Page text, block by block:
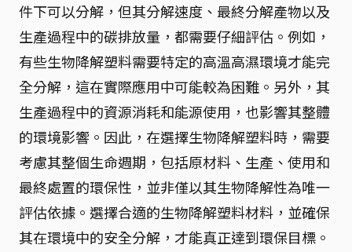
件下可以分解，但其分解速度、最終分解產物以及
生產過程中的碳排放量，都需要仔細評估。例如，
有些生物降解塑料需要特定的高溫高濕環境才能完
全分解，這在實際應用中可能較為困難。另外，其
生產過程中的資源消耗和能源使用，也影響其整體
的環境影響。因此，在選擇生物降解塑料時，需要
考慮其整個生命週期，包括原材料、生產、使用和
最終處置的環保性，並非僅以其生物降解性為唯一
評估依據。選擇合適的生物降解塑料材料，並確保
其在環境中的安全分解，才能真正達到環保目標。